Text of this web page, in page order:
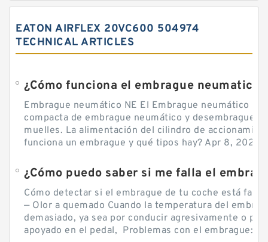
EATON AIRFLEX 20VC600 504974
TECHNICAL ARTICLES
¿Cómo funciona el embrague neumatico?
Embrague neumático NE El Embrague neumático
compacta de embrague neumático y desembrague
muelles. La alimentación del cilindro de
funciona un embrague y qué tipos hay? Apr 8, 2020
Cómo detectar si el embrague de tu coche está
— Olor a quemado Cuando la temperatura del
demasiado, ya sea por conducir agresivamente o
apoyado en el pedal, Problemas con el embrague: